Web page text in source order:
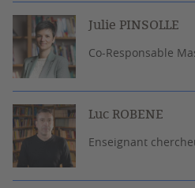
Julie PINSOLLE
Co-Responsable
Luc ROBENE
Enseignant